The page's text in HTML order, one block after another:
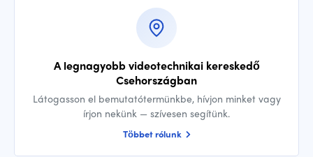
A legnagyobb videotechnikai kereskedő
Csehországban
Látogasson el bemutatótermünkbe, hívjon minket vagy
írjon nekünk — szívesen segítünk.
Többet rólunk